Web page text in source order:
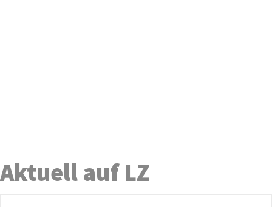
Aktuell auf LZ